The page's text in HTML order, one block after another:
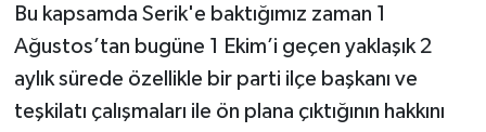
Bu kapsamda Serik'e baktığımız zaman 1
Ağustos’tan bugüne 1 Ekim’i geçen yaklaşık 2
aylık sürede özellikle bir parti ilçe başkanı ve
teşkilatı çalışmaları ile ön plana çıktığının hakkını